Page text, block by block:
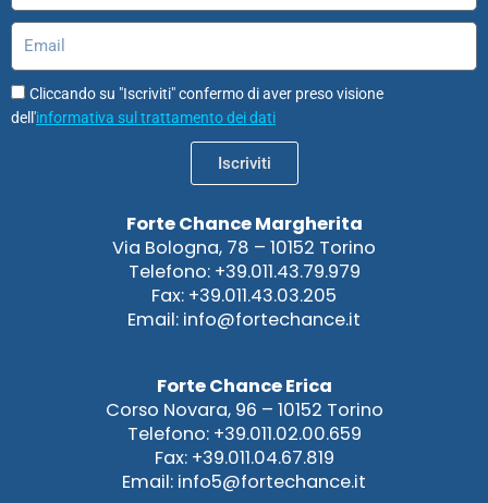
Cliccando su "Iscriviti" confermo di aver preso visione
dell'informativa sul trattamento dei dati
Iscriviti
Forte Chance Margherita
Via Bologna, 78 – 10152 Torino
Telefono: +39.011.43.79.979
Fax: +39.011.43.03.205
Email: info@fortechance.it
Forte Chance Erica
Corso Novara, 96 – 10152 Torino
Telefono: +39.011.02.00.659
Fax: +39.011.04.67.819
Email: info5@fortechance.it